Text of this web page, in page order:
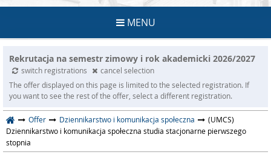
MENU
Rekrutacja na semestr zimowy i rok akademicki 2026/2027
switch registrations
cancel selection
The offer displayed on this page is limited to the selected registration. If
you want to see the rest of the offer, select a different registration.
Offer Dziennikarstwo i komunikacja społeczna
(UMCS)
Dziennikarstwo i komunikacja społeczna studia stacjonarne pierwszego
stopnia